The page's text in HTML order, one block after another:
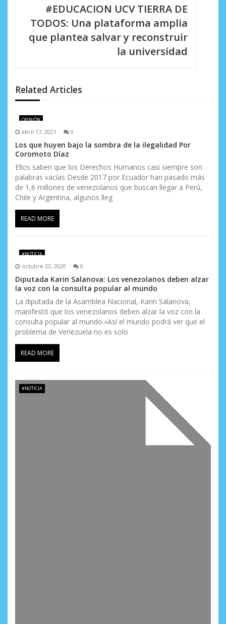
e
e
n
t
r
a
d
a
#EDUCACION UCV TIERRA DE
TODOS: Una plataforma amplia
que plantea salvar y reconstruir
la universidad
Related Articles
OPINIÓN
abril 17, 2021 0
Los que huyen bajo la sombra de la ilegalidad Por
Coromoto Díaz
Ellos saben que los Derechos Humanos casi siempre son
palabras vacías Desde 2017 por Ecuador han pasado más
de 1,6 millones de venezolanos que buscan llegar a Perú,
Chile y Argentina, algunos lleg
READ MORE
#NOTICIA
octubre 23, 2020 0
Diputada Karin Salanova: Los venezolanos deben alzar
la voz con la consulta popular al mundo
La diputada de la Asamblea Nacional, Karin Salanova,
manifestó que los venezolanos deben alzar la voz con la
consulta popular al mundo.«Así el mundo podrá ver que el
problema de Venezuela no es solo
READ MORE
#NOTICIA